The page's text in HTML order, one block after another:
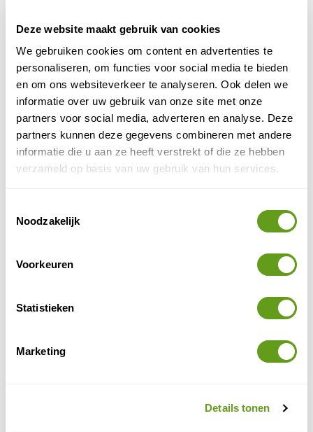
Deze website maakt gebruik van cookies
We gebruiken cookies om content en advertenties te
personaliseren, om functies voor social media te bieden
en om ons websiteverkeer te analyseren. Ook delen we
informatie over uw gebruik van onze site met onze
partners voor social media, adverteren en analyse. Deze
partners kunnen deze gegevens combineren met andere
informatie die u aan ze heeft verstrekt of die ze hebben
verzameld op basis van uw gebruik van hun services.
Noodzakelijk
Voorkeuren
Statistieken
Marketing
Details tonen
een goede dosis afwisseling houdt. Na de adrenaline
des te meer van de rust en de schoonheid van een
wandeling door het alpine landschap.
Groene almen
5. Techniektraining voor fietsers
SalzburgerLand. Zowel beginners als ervaren fietsers